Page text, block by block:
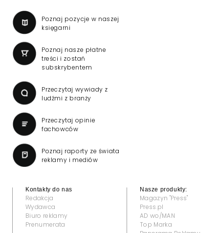
Poznaj pozycje w naszej
księgarni
Poznaj nasze płatne
treści i zostań
subskrybentem
Przeczytaj wywiady z
ludźmi z branży
Przeczytaj opinie
fachowców
Poznaj raporty ze świata
reklamy i mediów
Kontakty do nas
Redakcja
Wydawca
Biuro reklamy
Prenumerata
Nasze produkty:
Magazyn "Press"
Press.pl
AD wo/MAN
Top Marka